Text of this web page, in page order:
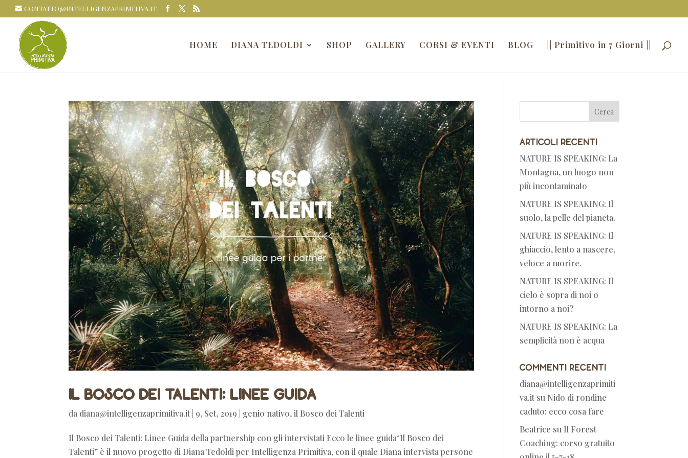
CONTATTO@INTELLIGENZAPRIMITIVA.IT
HOME DIANA TEDOLDI SHOP GALLERY CORSI & EVENTI BLOG || Primitivo in 7 Giorni ||
Il Bosco dei Talenti: Linee Guida
da diana@intelligenzaprimitiva.it| 9, Set, 2019 genio nativo,il Bosco dei Talenti
Il Bosco dei Talenti: Linee Guida della partnership con gli intervistati Ecco le linee guida“Il Bosco dei
Talenti” è il nuovo progetto di Diana Tedoldi per Intelligenza Primitiva, con il quale Diana intervista persone
Articoli recenti
NATURE IS SPEAKING: La
Montagna, un luogo non
più incontaminato
NATURE IS SPEAKING: Il
suolo, la pelle del pianeta.
NATURE IS SPEAKING: Il
ghiaccio, lento a nascere,
veloce a morire.
NATURE IS SPEAKING: Il
cielo è sopra di noi o
intorno a noi?
NATURE IS SPEAKING: La
semplicità non è acqua
Commenti recenti
diana@intelligenzaprimiti
va.itsu Nido di rondine
caduto: ecco cosa fare
Beatrice su Il Forest
Coaching: corso gratuito